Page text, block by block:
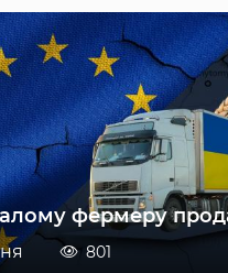
фермеру
801